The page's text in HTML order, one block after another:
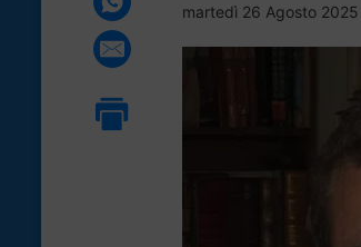
martedì 26 Agosto 2025